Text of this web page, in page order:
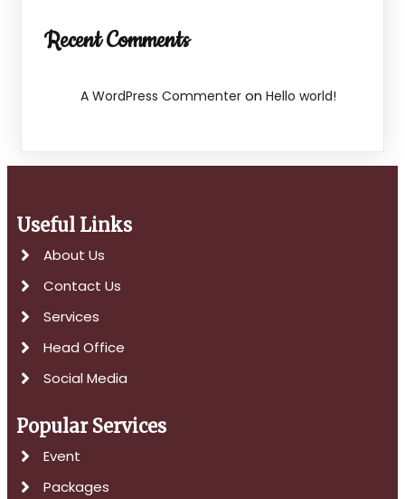
Recent Comments
A WordPress Commenter on Hello world!
Useful Links
About Us
Contact Us
Services
Head Office
Social Media
Popular Services
Event
Packages